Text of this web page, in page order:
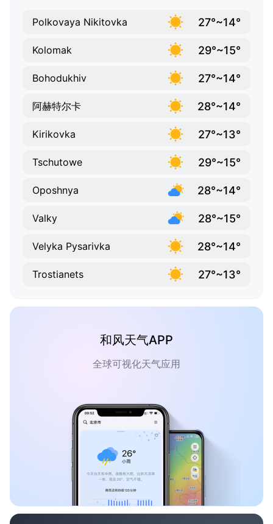
Polkovaya Nikitovka 27°~14°
Kolomak 29°~15°
Bohodukhiv 27°~14°
阿赫特尔卡 28°~14°
Kirikovka 27°~13°
Tschutowe 29°~15°
Oposhnya 28°~14°
Valky 28°~15°
Velyka Pysarivka 28°~14°
Trostianets 27°~13°
和风天气APP
全球可视化天气应用